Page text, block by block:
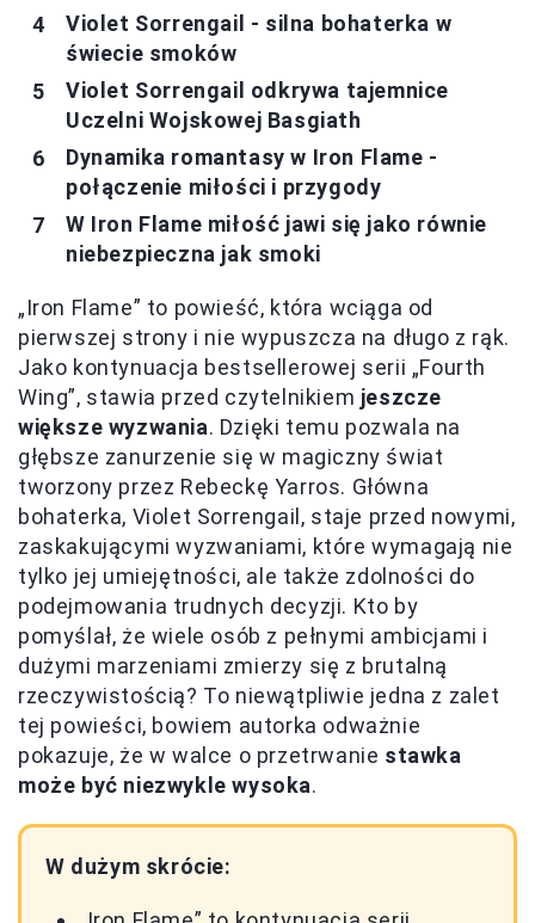
Violet Sorrengail - silna bohaterka w
świecie smoków
Violet Sorrengail odkrywa tajemnice
Uczelni Wojskowej Basgiath
Dynamika romantasy w Iron Flame -
połączenie miłości i przygody
W Iron Flame miłość jawi się jako równie
niebezpieczna jak smoki
„Iron Flame” to powieść, która wciąga od
pierwszej strony i nie wypuszcza na długo z rąk.
Jako kontynuacja bestsellerowej serii „Fourth
Wing”, stawia przed czytelnikiem jeszcze
większe wyzwania. Dzięki temu pozwala na
głębsze zanurzenie się w magiczny świat
tworzony przez Rebeckę Yarros. Główna
bohaterka, Violet Sorrengail, staje przed nowymi,
zaskakującymi wyzwaniami, które wymagają nie
tylko jej umiejętności, ale także zdolności do
podejmowania trudnych decyzji. Kto by
pomyślał, że wiele osób z pełnymi ambicjami i
dużymi marzeniami zmierzy się z brutalną
rzeczywistością? To niewątpliwie jedna z zalet
tej powieści, bowiem autorka odważnie
pokazuje, że w walce o przetrwanie stawka
może być niezwykle wysoka.
W dużym skrócie: